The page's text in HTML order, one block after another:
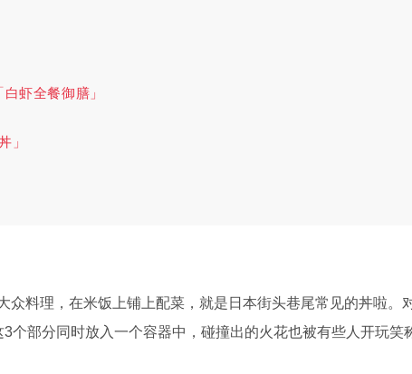
虾全餐御膳」
」
众料理，在米饭上铺上配菜，就是日本街头巷尾常见的丼啦。
个部分同时放入一个容器中，碰撞出的火花也被有些人开玩笑